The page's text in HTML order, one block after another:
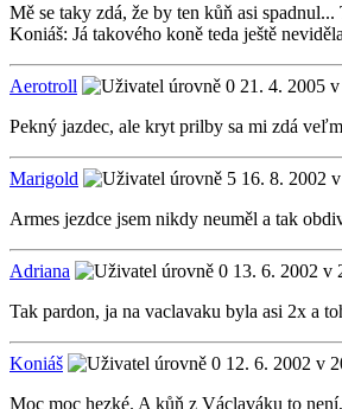
Mě se taky zdá, že by ten kůň asi
Koniáš: Já takového koně teda ještě
Aerotroll
21. 4. 2005
Pekný jazdec, ale kryt prilby sa mi zdá
Marigold
16. 8. 2002
Armes jezdce jsem nikdy neuměl a tak
Adriana
13. 6. 2002 v
Tak pardon, ja na vaclavaku byla asi 2x a
Koniáš
12. 6. 2002 v
Moc moc hezké. A kůň z Václaváku to